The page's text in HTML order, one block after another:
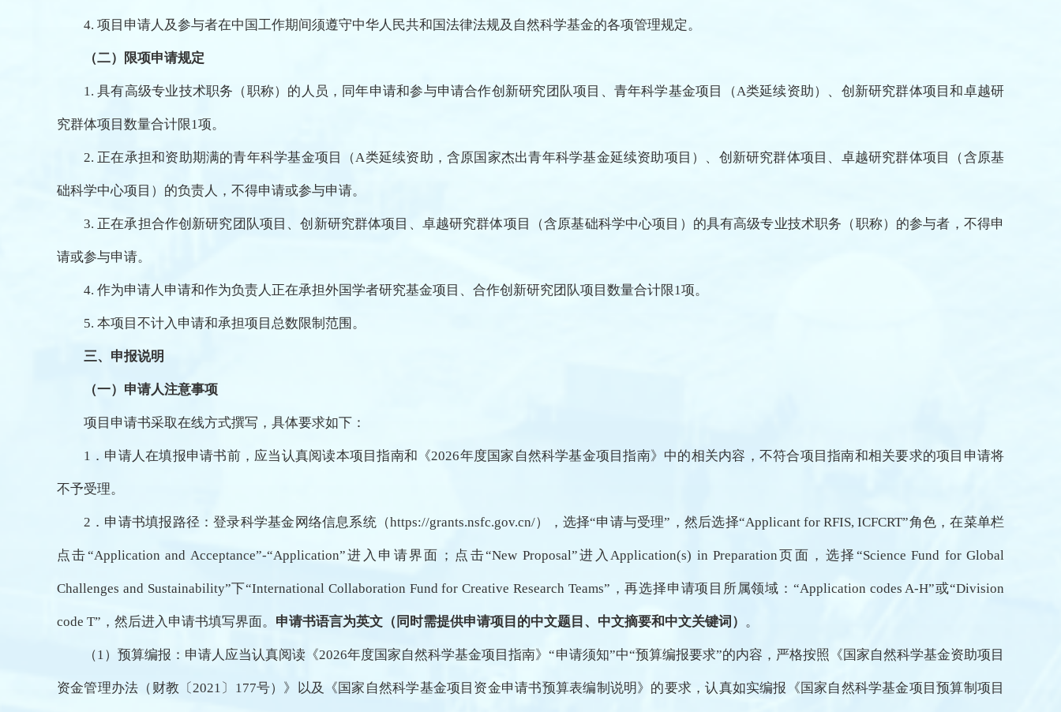
4. 项目申请人及参与者在中国工作期间须遵守中华人民共和国法律法规及自然科学基金的各项管理规定。
（二）限项申请规定
1. 具有高级专业技术职务（职称）的人员，同年申请和参与申请合作创新研究团队项目、青年科学基金项目（A类延续资助）、创新研究群体项目和卓越研
究群体项目数量合计限1项。
2. 正在承担和资助期满的青年科学基金项目（A类延续资助，含原国家杰出青年科学基金延续资助项目）、创新研究群体项目、卓越研究群体项目（含原基
础科学中心项目）的负责人，不得申请或参与申请。
3. 正在承担合作创新研究团队项目、创新研究群体项目 、卓越研究群体项目（含原基础科学中心项目）的具有高级专业技术职务（职称）的参与者，不得申
请或参与申请。
4. 作为申请人申请和作为负责人正在承担外国学者研究基金项目、合作创新研究团队项目数量合计限1项。
5. 本项目不计入申请和承担项目总数限制范围。
三、申报说明
（一） 申请人注意事项
项目申请书采取在线方式撰写，具体要求如下：
1．申请人在填报申请书前，应当认真阅读本项目指南和《2026年度国家自然科学基金项目指南》中的相关内容，不符合项目指南和相关要求的项目申请将
不予受理。
2．申请书填报路径：登录科学基金网络信息系统（https://grants.nsfc.gov.cn/），选择“申请与受理”，然后选择“Applicant for RFIS, ICFCRT”角色，在菜单栏
点击“Application and Acceptance”-“Application”进入申请界面；点击“New Proposal”进入Application(s) in Preparation页面，选择“Science Fund for Global
Challenges and Sustainability”下“International Collaboration Fund for Creative Research Teams”，再选择申请项目所属领域：“Application codes A-H”或“Division
code T”，然后进入申请书填写界面。 申请书语言为英文（同时需提供申请项目的中文题目、中文摘要和中文关键词） 。
（1）预算编报：申请人应当认真阅读《2026年度国家自然科学基金项目指南》“申请须知”中“预算编报要求”的内容，严格按照《国家自然科学基金资助项目
资金管理办法（财教〔2021〕177号）》以及《国家自然科学基金项目资金申请书预算表编制说明》的要求，认真如实编报《国家自然科学基金项目预算制项目